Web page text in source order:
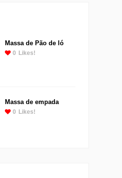
Massa de Pão de ló
0 Likes!
Massa de empada
0 Likes!